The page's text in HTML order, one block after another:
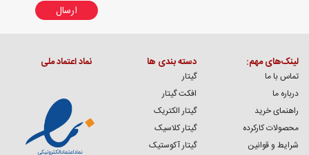
ارسال
لینک‌های مهم:
تماس با ما
درباره ما
راهنمای خرید
محصولات کارکرده
شرایط و قوانین
دسته بندی ها
گیتار
افکت گیتار
گیتار الکتریک
گیتار کلاسیک
گیتار آکوستیک
نماد اعتماد ملی